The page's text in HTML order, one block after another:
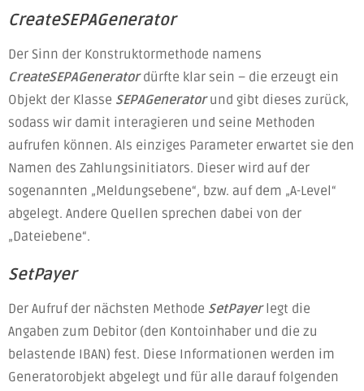
CreateSEPAGenerator
Der Sinn der Konstruktormethode namens
CreateSEPAGenerator dürfte klar sein – die erzeugt ein
Objekt der Klasse SEPAGeneratorund gibt dieses zurück,
sodass wir damit interagieren und seine Methoden
aufrufen können. Als einziges Parameter erwartet sie den
Namen des Zahlungsinitiators. Dieser wird auf der
sogenannten „Meldungsebene“, bzw. auf dem „A-Level“
abgelegt. Andere Quellen sprechen dabei von der
„Dateiebene“.
SetPayer
Der Aufruf der nächsten Methode SetPayerlegt die
Angaben zum Debitor (den Kontoinhaber und die zu
belastende IBAN) fest. Diese Informationen werden im
Generatorobjekt abgelegt und für alle darauf folgenden